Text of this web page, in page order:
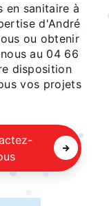
en sanitaire à
d'André
ou obtenir
au 04 66
disposition
vos projets